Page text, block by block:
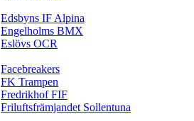
Edsbyns IF Alpina
Engelholms BMX
Eslövs OCR
Facebreakers
FK Trampen
Fredrikhof FIF
Friluftsfrämjandet Sollentuna